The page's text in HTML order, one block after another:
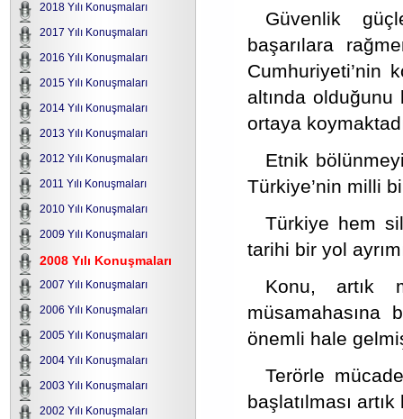
2018 Yılı Konuşmaları
2017 Yılı Konuşmaları
2016 Yılı Konuşmaları
2015 Yılı Konuşmaları
2014 Yılı Konuşmaları
2013 Yılı Konuşmaları
2012 Yılı Konuşmaları
2011 Yılı Konuşmaları
2010 Yılı Konuşmaları
2009 Yılı Konuşmaları
2008 Yılı Konuşmaları
2007 Yılı Konuşmaları
2006 Yılı Konuşmaları
2005 Yılı Konuşmaları
2004 Yılı Konuşmaları
2003 Yılı Konuşmaları
2002 Yılı Konuşmaları
Güvenlik
başarılara
Cumhuriyeti’nin
altında
ortaya
Etnik
Türkiye’nin milli
Türkiye hem
tarihi bir yol
Konu, artık
müsamahasına
önemli hale
Terörle
başlatılması artık